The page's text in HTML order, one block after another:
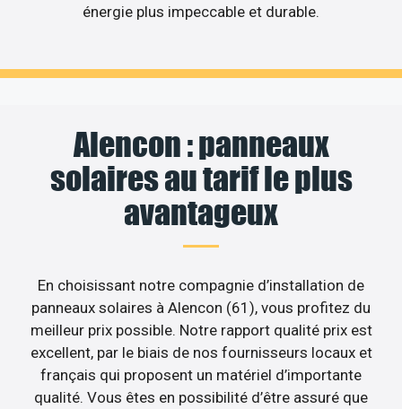
énergie plus impeccable et durable.
Alencon : panneaux
solaires au tarif le plus
avantageux
En choisissant notre compagnie d’installation de
panneaux solaires à Alencon (61), vous profitez du
meilleur prix possible. Notre rapport qualité prix est
excellent, par le biais de nos fournisseurs locaux et
français qui proposent un matériel d’importante
qualité. Vous êtes en possibilité d’être assuré que